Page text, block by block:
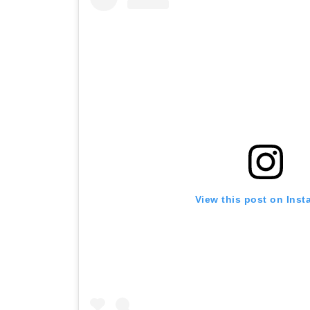
View this post on